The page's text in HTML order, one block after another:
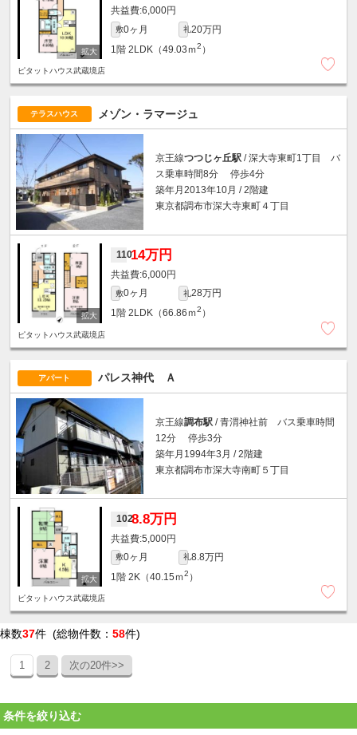
6,000円
敷0ヶ月 礼20万円
1階 2LDK（49.03ｍ2 ）
ピタットハウス武蔵境店
テラスハウス メゾン・ラマージュ
京王線つつじヶ丘駅 / 深大寺東町1丁目 バ
ス乗車時間8分 停歩4分
築年月2013年10月 / 2階建
東京都調布市深大寺東町４丁目
11014万円
6,000円
敷0ヶ月 礼28万円
1階 2LDK（66.86ｍ2 ）
ピタットハウス武蔵境店
アパート パレス神代 Ａ
京王線調布駅 / 青渭神社前 バス乗車時間
12分 停歩3分
築年月1994年3月 / 2階建
東京都調布市深大寺南町５丁目
1028.8万円
5,000円
敷0ヶ月 礼8.8万円
1階 2K（40.15ｍ2 ）
ピタットハウス武蔵境店
棟数37件 (総物件数： 58件)
1 2 次の20件>>
条件を絞り込む